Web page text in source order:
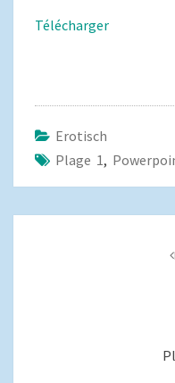
Télécharger
Erotisch
Plage 1,